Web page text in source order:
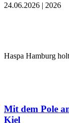
24.06.2026 | 2026
Haspa Hamburg
Mit dem Pole
Kiel